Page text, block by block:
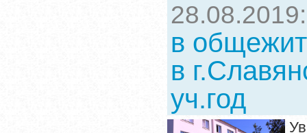
в
в
уч.год